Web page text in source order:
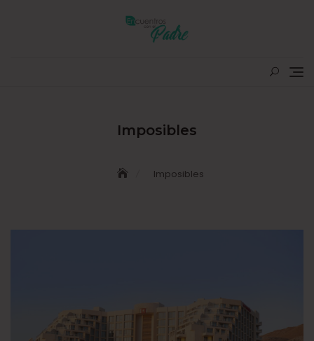
Imposibles
Imposibles